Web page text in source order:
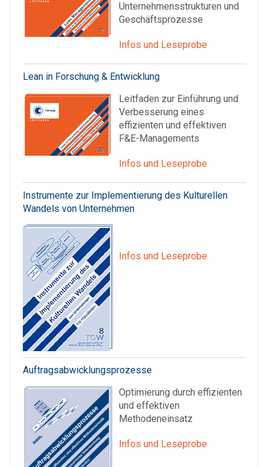
Unternehmensstrukturen und
Geschäftsprozesse
Infos und Leseprobe
Lean in Forschung & Entwicklung
Leitfaden zur Einführung und
Verbesserung eines
effizienten und effektiven
F&E-Managements
Infos und Leseprobe
Instrumente zur Implementierung des Kulturellen
Wandels von Unternehmen
Infos und Leseprobe
Auftragsabwicklungsprozesse
Optimierung durch effizienten
und effektiven
Methodeneinsatz
Infos und Leseprobe